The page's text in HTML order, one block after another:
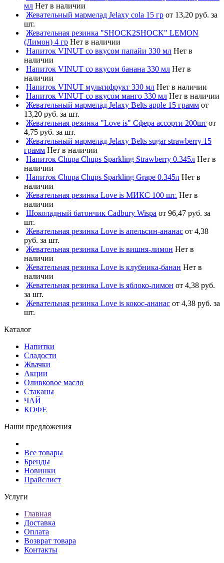
мл Нет в наличии
Жевательный мармелад Jelaxy cola 15 гр от 13,20 руб. за
шт.
Жевательная резинка "SHOCK2SHOCK" LEMON
(Лимон) 4 гр Нет в наличии
Напиток VINUT со вкусом папайи 330 мл Нет в
наличии
Напиток VINUT со вкусом банана 330 мл Нет в
наличии
Напиток VINUT мультифрукт 330 мл Нет в наличии
Напиток VINUT со вкусом манго 330 мл Нет в наличии
Жевательный мармелад Jelaxy Belts apple 15 грамм от
13,20 руб. за шт.
Жевательная резинка "Love is" Сфера ассорти 200шт от
4,75 руб. за шт.
Жевательный мармелад Jelaxy Belts sugar strawberry 15
грамм Нет в наличии
Напиток Chupa Chups Sparkling Strawberry 0.345л Нет в
наличии
Напиток Chupa Chups Sparkling Grape 0.345л Нет в
наличии
Жевательная резинка Love is МИКС 100 шт. Нет в
наличии
Шоколадный батончик Cadbury Wispa от 96,47 руб. за
шт.
Жевательная резинка Love is апельсин-ананас от 4,38
руб. за шт.
Жевательная резинка Love is вишня-лимон Нет в
наличии
Жевательная резинка Love is клубника-банан Нет в
наличии
Жевательная резинка Love is яблоко-лимон от 4,38 руб.
за шт.
Жевательная резинка Love is кокос-ананас от 4,38 руб. за
шт.
Каталог
Напитки
Сладости
Жвачки
Акции
Оливковое масло
Стаканы
ЧАЙ
КОФЕ
Наши предложения
Все товары
Бренды
Новинки
Прайслист
Услуги
Главная
Доставка
Оплата
Возврат товара
Контакты